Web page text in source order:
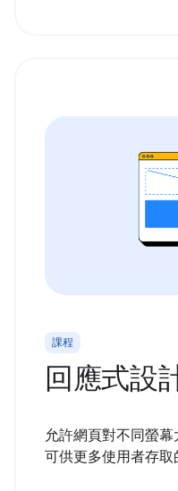
課程
回應式設
允許網頁對不同螢
可供更多使用者存取